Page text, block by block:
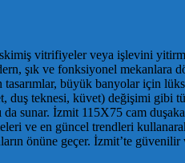
vitrifiyeler veya işlevini
şık ve fonksiyonel
büyük banyolar için
duş teknesi, küvet) değişimi gibi
sunar. İzmit 115X75 cam
ve en güncel trendleri
önüne geçer. İzmit’te